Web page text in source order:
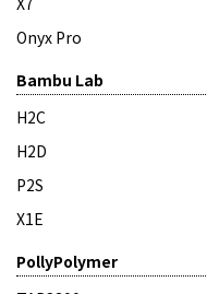
Onyx Pro
Bambu Lab
H2C
H2D
P2S
X1E
PollyPolymer